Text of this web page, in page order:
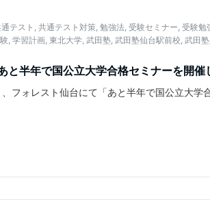
テスト ,共通テスト対策,勉強法,受験セミナー,受験勉
,学習計画,東北大学,武田塾,武田塾仙台駅前校,武田
と半年で国公立大学合格セミナーを開催
フォレスト仙台にて「あと半年で国公立大学